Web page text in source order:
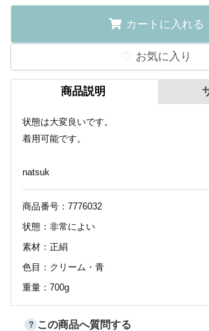
カートに入れる
お気に入り
商品説明
状態は大変良いです。
着用可能です。
natsuk
商品番号：7776032
状態：非常によい
素材：正絹
色目：クリーム・青
重量：700g
? この商品へ質問する